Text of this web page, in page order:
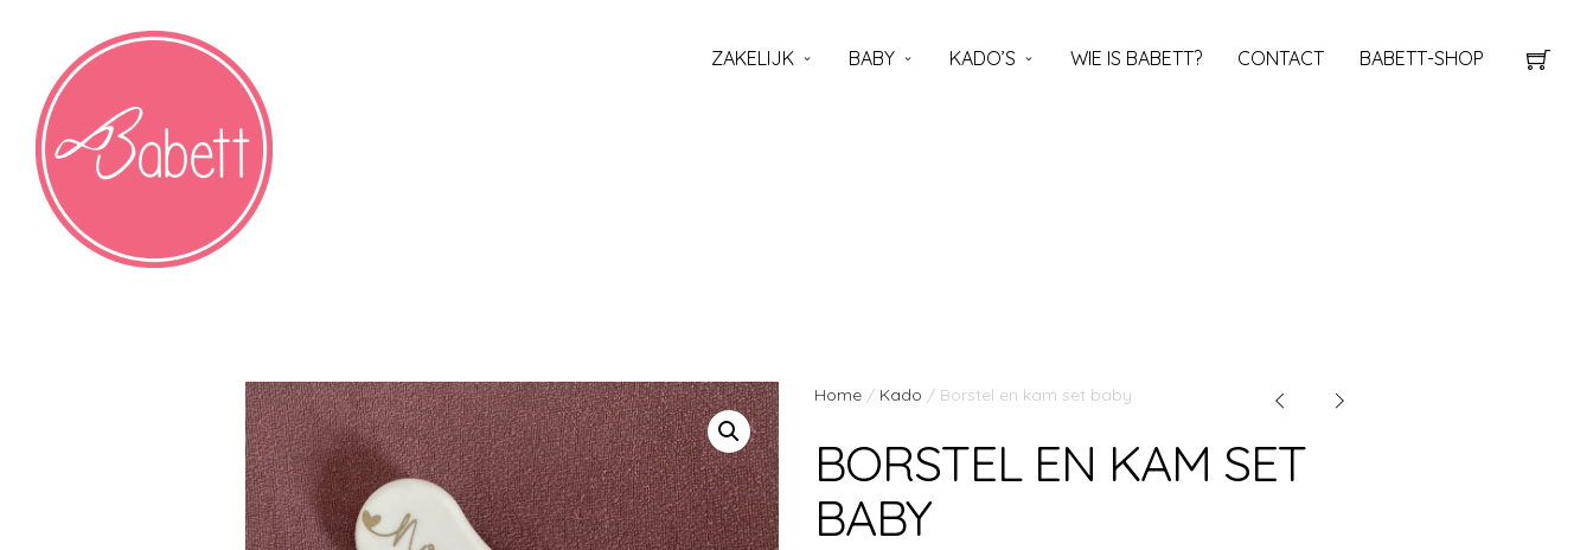
ZAKELIJK BABY KADO’S WIE IS BABETT? CONTACT BABETT-SHOP
Home / Kado / Borstel en kam set baby
BORSTEL EN KAM SET
BABY